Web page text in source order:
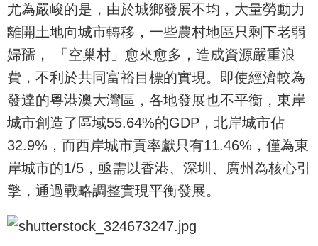
尤為嚴峻的是，由於城鄉發展不均，大量勞動力
離開土地向城市轉移，一些農村地區只剩下老弱
婦孺， 「空巢村」愈來愈多，造成資源嚴重浪
費，不利於共同富裕目標的實現。即使經濟較為
發達的粵港澳大灣區，各地發展也不平衡，東岸
城市創造了區域55.64%的GDP，北岸城市佔
32.9%，而西岸城市貢率獻只有11.46%，僅為東
岸城市的1/5，亟需以香港、深圳、廣州為核心引
擎，通過戰略調整實現平衡發展。